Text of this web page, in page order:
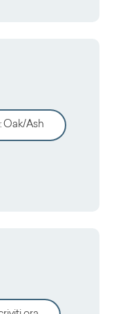
: Oak/Ash